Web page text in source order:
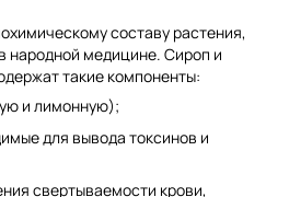
составу растения,
народной медицине. Сироп и
такие компоненты:
и лимонную);
для вывода токсинов и
свертываемости крови,